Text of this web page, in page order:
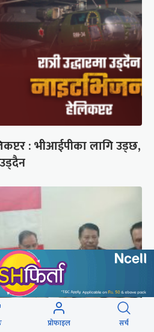
: भीआईपीका लागि उड्छ,
प्रोफाइल सर्च